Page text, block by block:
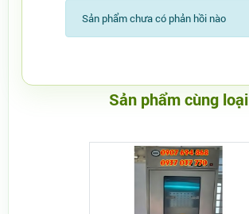
Sản phẩm chưa có phản hồi nào
Sản phẩm cùng loại